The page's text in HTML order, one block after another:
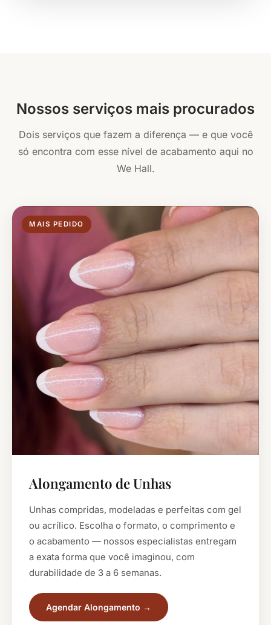
Nossos serviços mais procurados
Dois serviços que fazem a diferença — e que você
só encontra com esse nível de acabamento aqui no
We Hall.
MAIS PEDIDO
Alongamento de Unhas
Unhas compridas, modeladas e perfeitas com gel
ou acrílico. Escolha o formato, o comprimento e
o acabamento — nossos especialistas entregam
a exata forma que você imaginou, com
durabilidade de 3 a 6 semanas.
Agendar Alongamento →